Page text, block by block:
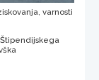
varnosti